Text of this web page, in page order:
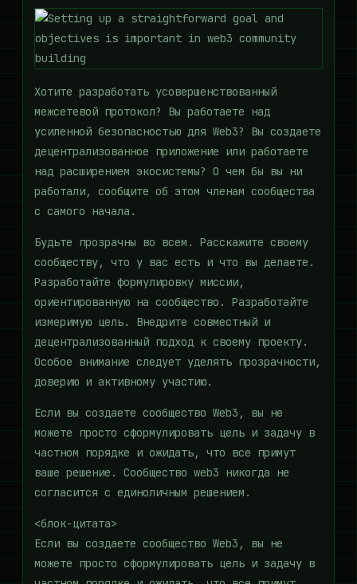
Хотите разработать усовершенствованный
межсетевой протокол? Вы работаете над
усиленной безопасностью для Web3? Вы создаете
децентрализованное приложение или работаете
над расширением экосистемы? О чем бы вы ни
работали, сообщите об этом членам сообщества
с самого начала.
Будьте прозрачны во всем. Расскажите своему
сообществу, что у вас есть и что вы делаете.
Разработайте формулировку миссии,
ориентированную на сообщество. Разработайте
измеримую цель. Внедрите совместный и
децентрализованный подход к своему проекту.
Особое внимание следует уделять прозрачности,
доверию и активному участию.
Если вы создаете сообщество Web3, вы не
можете просто сформулировать цель и задачу в
частном порядке и ожидать, что все примут
ваше решение. Сообщество web3 никогда не
согласится с единоличным решением.
<блок-цитата>
Если вы создаете сообщество Web3, вы не
можете просто сформулировать цель и задачу в